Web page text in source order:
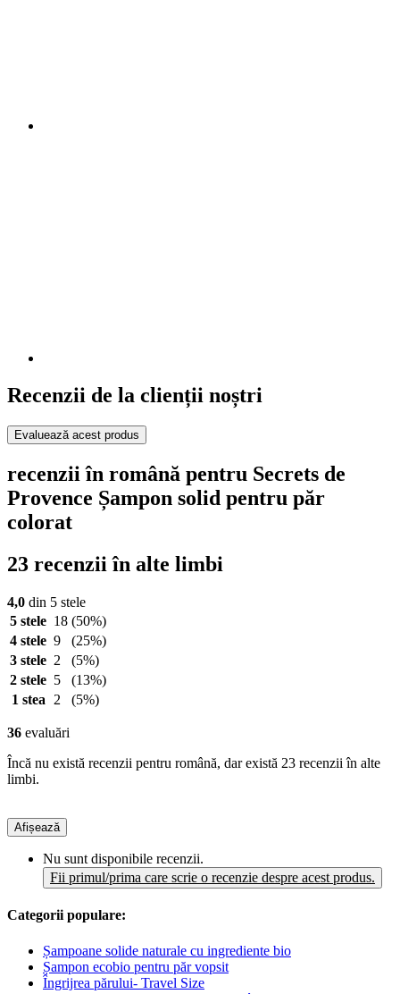
Recenzii de la clienții noștri
Evaluează acest produs
recenzii în română pentru Secrets de
Provence Șampon solid pentru păr
colorat
23 recenzii în alte limbi
4,0 din 5 stele
5 stele 18 (50%)
4 stele 9
(25%)
3 stele 2
(5%)
2 stele 5
(13%)
1 stea
2 (5%)
36 evaluări
Încă nu există recenzii pentru română, dar există 23 recenzii în alte
limbi.
Afișează
Nu sunt disponibile recenzii.
Fii primul/prima care scrie o recenzie despre acest produs.
Categorii populare:
Șampoane solide naturale cu ingrediente bio
Șampon ecobio pentru păr vopsit
Îngrijrea părului- Travel Size